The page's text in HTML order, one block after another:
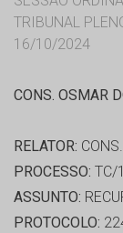
TRIBUNAL
16/10/2024
CONS. OSMAR
RELATOR:
PROCESSO: TC/
ASSUNTO:
PROTOCOLO: